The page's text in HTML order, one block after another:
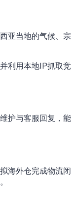
亚当地的气候、宗
利用本地IP抓取竞
护与客服回复，能
海外仓完成物流闭